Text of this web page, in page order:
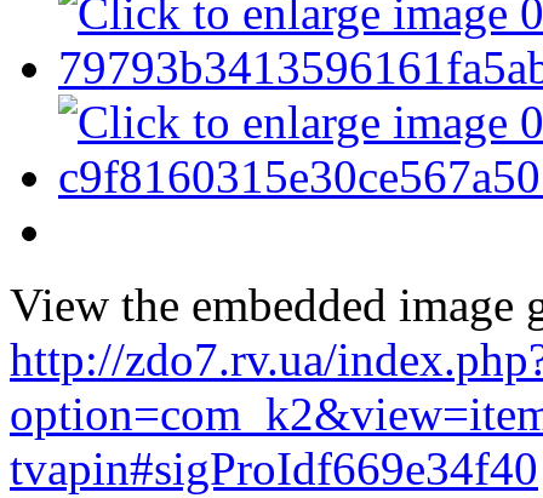
View the embedded image
http://zdo7.rv.ua/
tvapin#sigProIdf669e34f40